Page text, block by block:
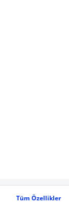
Tüm Özellikler